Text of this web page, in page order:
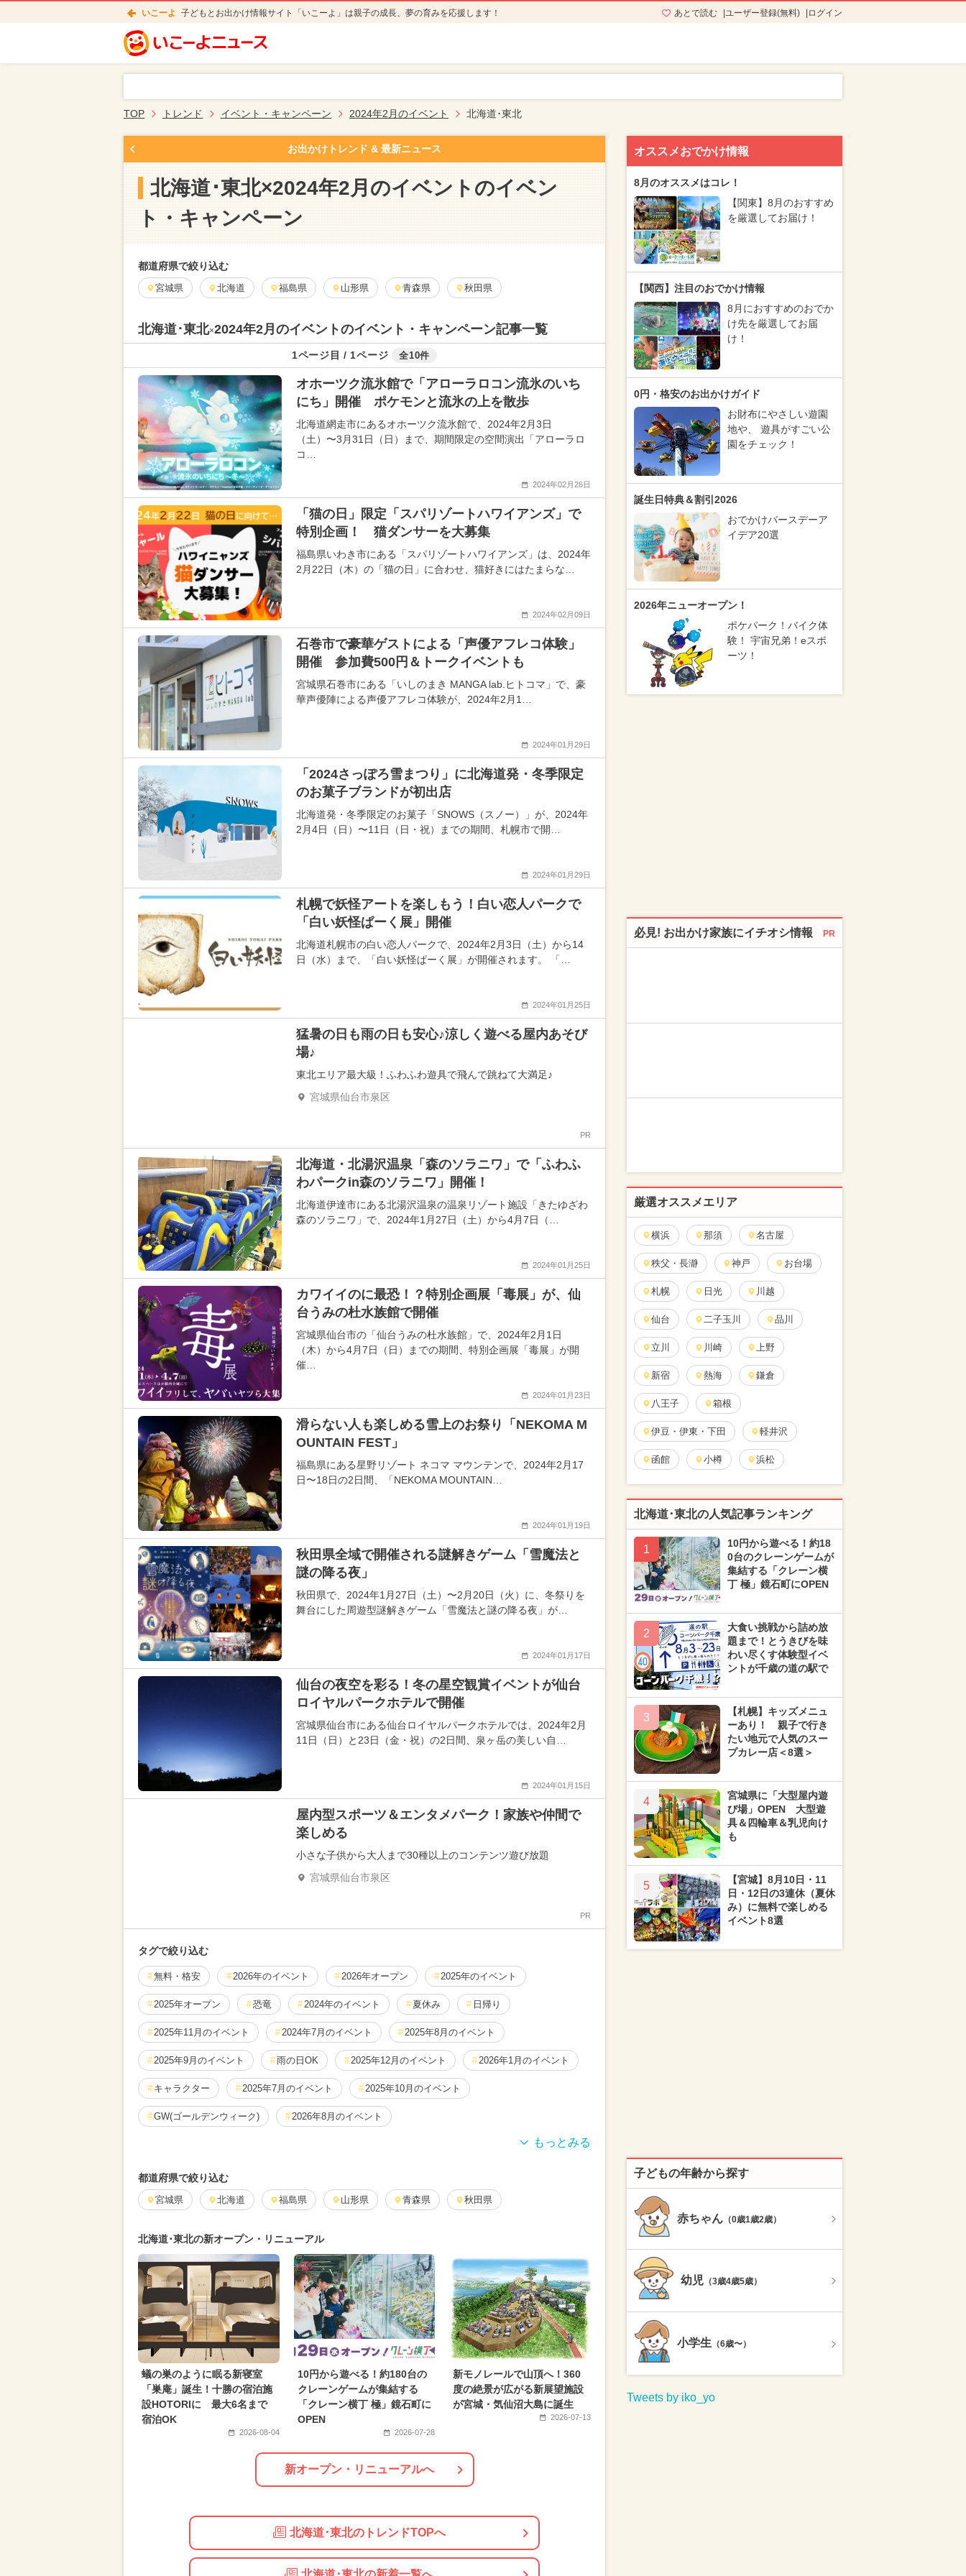
いこーよ 子どもとお出かけ情報サイト「いこーよ」は親子の成長、夢の育みを応援します！ あとで読む ユーザー登録(無料) ログイン
TOP トレンド イベント・キャンペーン 2024年2月のイベント 北海道･東北
お出かけトレンド & 最新ニュース
北海道･東北×2024年2月のイベントのイベン
ト・キャンペーン
都道府県で絞り込む
宮城県 北海道 福島県 山形県 青森県 秋田県
北海道･東北×2024年2月のイベントのイベント・キャンペーン記事一覧
1ページ目 / 1ページ 全10件
オホーツク流氷館で「アローラロコン流氷のいち
にち」開催 ポケモンと流氷の上を散歩
北海道網走市にあるオホーツク流氷館で、2024年2月3日
（土）〜3月31日（日）まで、期間限定の空間演出「アローラロ
コ…
2024年02月26日
「猫の日」限定「スパリゾートハワイアンズ」で
特別企画！ 猫ダンサーを大募集
福島県いわき市にある「スパリゾートハワイアンズ」は、2024年
2月22日（木）の「猫の日」に合わせ、猫好きにはたまらな…
2024年02月09日
石巻市で豪華ゲストによる「声優アフレコ体験」
開催 参加費500円＆トークイベントも
宮城県石巻市にある「いしのまき MANGA lab.ヒトコマ」で、豪
華声優陣による声優アフレコ体験が、2024年2月1…
2024年01月29日
「2024さっぽろ雪まつり」に北海道発・冬季限定
のお菓子ブランドが初出店
北海道発・冬季限定のお菓子「SNOWS（スノー）」が、2024年
2月4日（日）〜11日（日・祝）までの期間、札幌市で開…
2024年01月29日
札幌で妖怪アートを楽しもう！白い恋人パークで
「白い妖怪ぱーく展」開催
北海道札幌市の白い恋人パークで、2024年2月3日（土）から14
日（水）まで、「白い妖怪ぱーく展」が開催されます。 「…
2024年01月25日
猛暑の日も雨の日も安心♪涼しく遊べる屋内あそび
場♪
東北エリア最大級！ふわふわ遊具で飛んで跳ねて大満足♪
宮城県仙台市泉区
PR
北海道・北湯沢温泉「森のソラニワ」で「ふわふ
わパークin森のソラニワ」開催！
北海道伊達市にある北湯沢温泉の温泉リゾート施設「きたゆざわ
森のソラニワ」で、2024年1月27日（土）から4月7日（…
2024年01月25日
カワイイのに最恐！？特別企画展「毒展」が、仙
台うみの杜水族館で開催
宮城県仙台市の「仙台うみの杜水族館」で、2024年2月1日
（木）から4月7日（日）までの期間、特別企画展「毒展」が開
催…
2024年01月23日
滑らない人も楽しめる雪上のお祭り「NEKOMA M
OUNTAIN FEST」
福島県にある星野リゾート ネコマ マウンテンで、2024年2月17
日〜18日の2日間、「NEKOMA MOUNTAIN…
2024年01月19日
秋田県全域で開催される謎解きゲーム「雪魔法と
謎の降る夜」
秋田県で、2024年1月27日（土）〜2月20日（火）に、冬祭りを
舞台にした周遊型謎解きゲーム「雪魔法と謎の降る夜」が…
2024年01月17日
仙台の夜空を彩る！冬の星空観賞イベントが仙台
ロイヤルパークホテルで開催
宮城県仙台市にある仙台ロイヤルパークホテルでは、2024年2月
11日（日）と23日（金・祝）の2日間、泉ヶ岳の美しい自…
2024年01月15日
屋内型スポーツ＆エンタメパーク！家族や仲間で
楽しめる
小さな子供から大人まで30種以上のコンテンツ遊び放題
宮城県仙台市泉区
PR
タグで絞り込む
無料・格安 2026年のイベント 2026年オープン 2025年のイベント
2025年オープン 恐竜 2024年のイベント 夏休み 日帰り
2025年11月のイベント 2024年7月のイベント 2025年8月のイベント
2025年9月のイベント 雨の日OK 2025年12月のイベント 2026年1月のイベント
キャラクター 2025年7月のイベント 2025年10月のイベント
GW(ゴールデンウィーク) 2026年8月のイベント
2026年7月のイベント 2024年6月のイベント 2026年5月のイベント
2025年1月のイベント 2026年3月のイベント
2025年4月のイベント 2026年4月のイベント 夏休み（日帰り）
2026年9月のイベント 2024年5月のイベント 2024年10月のイベント
2025年6月のイベント 職業体験 2024年4月のイベント 2024年11月のイベント
2026年6月のイベント 2024年2月のイベント 春休み クリスマス
グルメフェス スポーツ 冬休み ワークショップ
都道府県で絞り込む
宮城県 北海道 福島県 山形県 青森県 秋田県
北海道･東北の新オープン・リニューアル
蟻の巣のように眠る新寝室
「巣庵」誕生！十勝の宿泊施
設HOTORIに 最大6名まで
宿泊OK
2026-08-04
10円から遊べる！約180台の
クレーンゲームが集結する
「クレーン横丁 極」鏡石町に
OPEN
2026-07-28
新モノレールで山頂へ！360
度の絶景が広がる新展望施設
が宮城・気仙沼大島に誕生
2026-07-13
新オープン・リニューアルへ
北海道･東北のトレンドTOPへ
オススメおでかけ情報
8月のオススメはコレ！
【関東】8月のおすすめ
を厳選してお届け！
【関西】注目のおでかけ情報
8月におすすめのおでか
け先を厳選してお届
け！
0円・格安のお出かけガイド
お財布にやさしい遊園
地や、 遊具がすごい公
園をチェック！
誕生日特典＆割引2026
おでかけバースデーア
イデア20選
2026年ニューオープン！
ポケパーク！バイク体
験！ 宇宙兄弟！eスポ
ーツ！
必見! お出かけ家族にイチオシ情報 PR
厳選オススメエリア
横浜 那須 名古屋
秩父・長瀞 神戸 お台場
札幌 日光 川越
仙台 二子玉川 品川
立川 川崎 上野
新宿 熱海 鎌倉
八王子 箱根
伊豆・伊東・下田 軽井沢
函館 小樽 浜松
北海道･東北の人気記事ランキング
1
10円から遊べる！約18
0台のクレーンゲームが
集結する「クレーン横
丁 極」鏡石町にOPEN
2
大食い挑戦から詰め放
題まで！とうきびを味
わい尽くす体験型イベ
ントが千歳の道の駅で
3
【札幌】キッズメニュ
ーあり！ 親子で行き
たい地元で人気のスー
プカレー店＜8選＞
4
宮城県に「大型屋内遊
び場」OPEN 大型遊
具＆四輪車＆乳児向け
も
5
【宮城】8月10日・11
日・12日の3連休（夏休
み）に無料で楽しめる
イベント8選
子どもの年齢から探す
赤ちゃん （0歳1歳2歳）
幼児 （3歳4歳5歳）
小学生 （6歳〜）
Tweets by iko_yo